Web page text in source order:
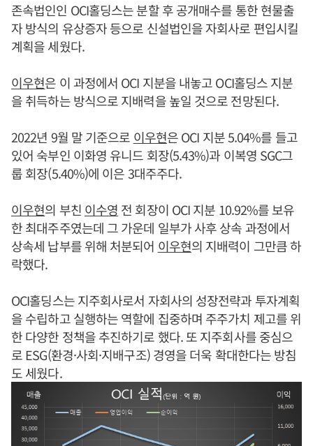
존속법인인 OCI홀딩스는 분할 후 공개매수를 통한 현물출
자 방식의 유상증자 등으로 신설법인을 자회사로 편입시킬
계획을 세웠다.
이우현은 이 과정에서 OCI 지분을 내놓고 OCI홀딩스 지분
을 취득하는 방식으로 지배력을 높일 것으로 전망된다.
2022년 9월 말 기준으로 이우현은 OCI 지분 5.04%를 들고
있어 숙부인 이화영 유니드 회장(5.43%)과 이복영 SGC그
룹 회장(5.40%)에 이은 3대주주다.
이우현의 부친 이수영 전 회장이 OCI 지분 10.92%를 보유
한 최대주주였는데 그 가운데 일부가 사후 상속 과정에서
상속세 납부를 위해 처분되어 이우현의 지배력이 그만큼 하
락했다.
OCI홀딩스는 지주회사로서 자회사의 성장전략과 투자계획
을 수립하고 실행하는 역할에 집중하며 주주가치 제고를 위
한 다양한 정책을 추진하기로 했다. 또 지주회사를 중심으
로 ESG(환경·사회·지배구조) 경영을 더욱 확대한다는 방침
도 세웠다.